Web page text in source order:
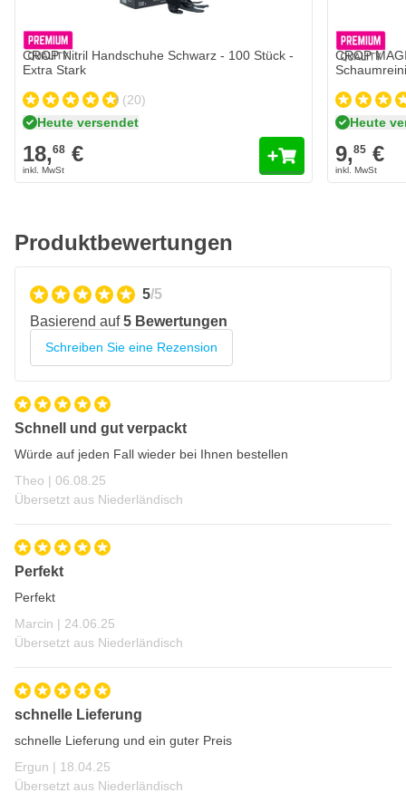
Für den Einsatz in Benzin- und Dieselmotoren
Sehr niedrige Viskosität hält den Motor auf der idealen
Betriebstemperatur
gesamte Lebensdauer des Motoröls
In den Warenkorb
CROP Nitril Handschuhe Schwarz - 100 Stück -
Extra Stark
(20)
Heute versendet
18,68 €
CROP
Heute
9,85 €
Produktbewertungen
5/5
Basierend auf5 Bewertungen
Schreiben Sie eine Rezension
Schnell und gut verpackt
Würde auf jeden Fall wieder bei Ihnen bestellen
Theo | 6. August 2025
06.08.25
Übersetzt aus Niederländisch
Perfekt
Perfekt
Marcin | 24. Juni 2025
24.06.25
Übersetzt aus Niederländisch
schnelle Lieferung
schnelle Lieferung und ein guter Preis
Ergun | 18. April 2025
18.04.25
Übersetzt aus Niederländisch